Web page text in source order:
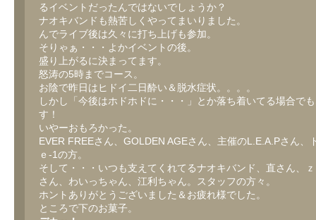
るイベントだったんではないでしょうか？
ナオキバンドも熱苦しくやってまいりました。
んでライブ後は久々に打ち上げも参加。
そりゃぁ・・・よかイベントの後。
盛り上がるに決まってます。
怒涛の5時までコース。
お陰で昨日はヒドイ二日酔い＆脱水症状。。。。
しかし「今後はホドホドに・・・」とか落ち着いてる場合で
す！
いやーおもろかった。
EVER FREEさん、GOLDEN AGEさん、主催のL.E.A.Pさん、
ｅ-1の方。
そして・・・いつも支えてくれてるナオキバンド、直さん、
さん、わいっちゃん、江利ちゃん。スタッフの方々。
ホントありがとうございました＆お疲れ様でした。
ところで下のお菓子。